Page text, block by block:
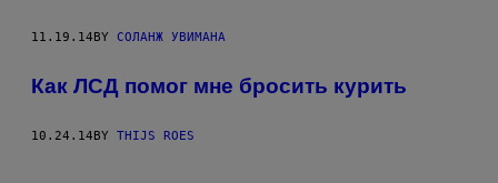
11.19.14BY СОЛАНЖ УВИМАНА
Как ЛСД помог мне бросить курить
10.24.14 BY THIJS ROES